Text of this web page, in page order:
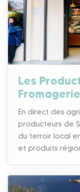
Les
En direct des
producteurs de
du terroir local
et produits